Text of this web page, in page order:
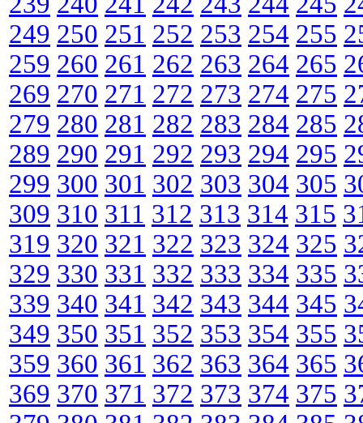
249 250 251 252 253 254 255
259 260 261 262 263 264 265
269 270 271 272 273 274 275
279 280 281 282 283 284 285
289 290 291 292 293 294 295
299 300 301 302 303 304 305
309 310 311 312 313 314 315
319 320 321 322 323 324 325
329 330 331 332 333 334 335
339 340 341 342 343 344 345
349 350 351 352 353 354 355
359 360 361 362 363 364 365
369 370 371 372 373 374 375